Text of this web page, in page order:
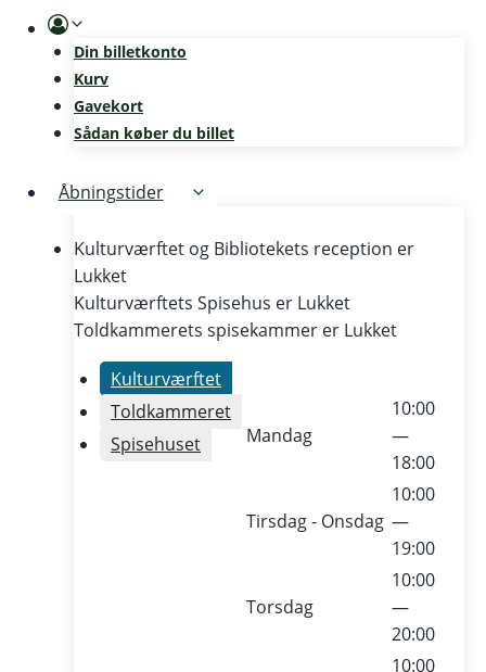
Din billetkonto
Kurv
Gavekort
Sådan køber du billet
Åbningstider
Kulturværftet og Bibliotekets reception er
Lukket
Kulturværftets Spisehus er Lukket
Toldkammerets spisekammer er Lukket
Kulturværftet
Toldkammeret
Spisehuset
Mandag
10:00
—
18:00
Tirsdag - Onsdag
10:00
—
19:00
Torsdag
10:00
—
20:00
10:00